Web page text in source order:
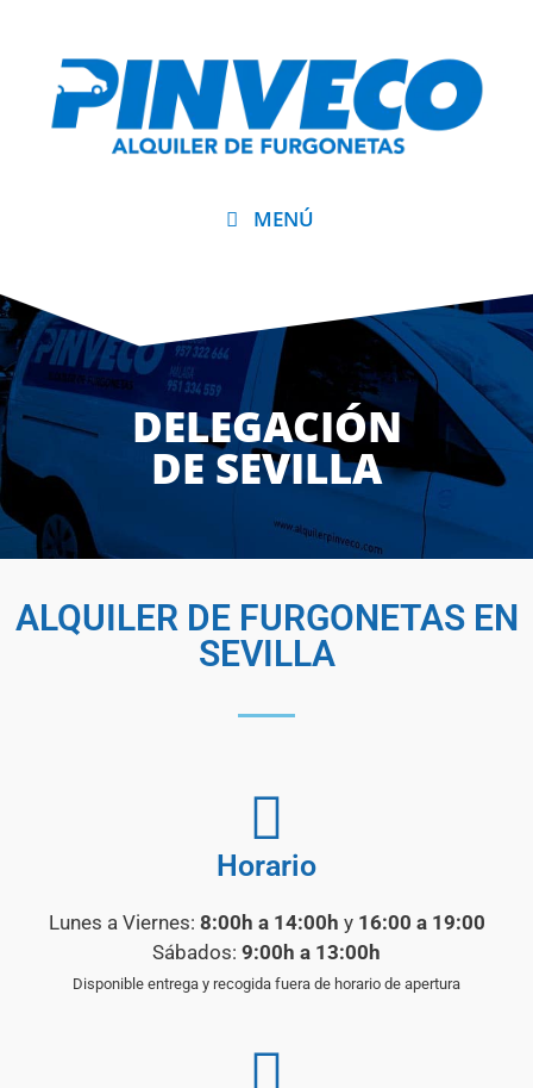
MENÚ
DELEGACIÓN
DE SEVILLA
ALQUILER DE FURGONETAS EN
SEVILLA
Horario
Lunes a Viernes: 8:00h a 14:00h y 16:00 a 19:00
Sábados: 9:00h a 13:00h
Disponible entrega y recogida fuera de horario de apertura